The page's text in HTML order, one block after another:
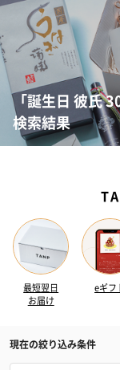
「誕生日 彼氏
検索結果
最短翌日
お届け
eギフ
現在の絞り込み条件